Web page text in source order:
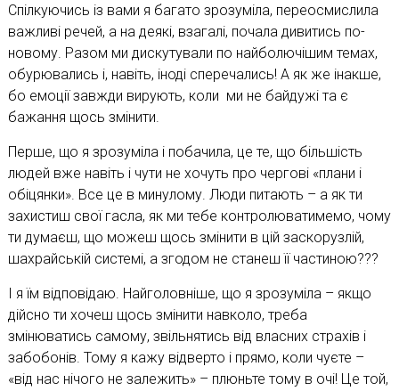
Спілкуючись із вами я багато зрозуміла, переосмислила
важливі речей, а на деякі, взагалі, почала дивитись по-
новому. Разом ми дискутували по найболючішим темах,
обурювались і, навіть, іноді сперечались! А як же інакше,
бо емоції завжди вирують, коли ми не байдужі та є
бажання щось змінити.
Перше, що я зрозуміла і побачила, це те, що більшість
людей вже навіть і чути не хочуть про чергові «плани і
обіцянки». Все це в минулому. Люди питають – а як ти
захистиш свої гасла, як ми тебе контролюватимемо, чому
ти думаєш, що можеш щось змінити в цій заскорузлій,
шахрайській системі, а згодом не станеш її частиною???
І я їм відповідаю. Найголовніше, що я зрозуміла – якщо
дійсно ти хочеш щось змінити навколо, треба
змінюватись самому, звільнятись від власних страхів і
забобонів. Тому я кажу відверто і прямо, коли чуєте –
«від нас нічого не залежить» – плюньте тому в очі! Це той,